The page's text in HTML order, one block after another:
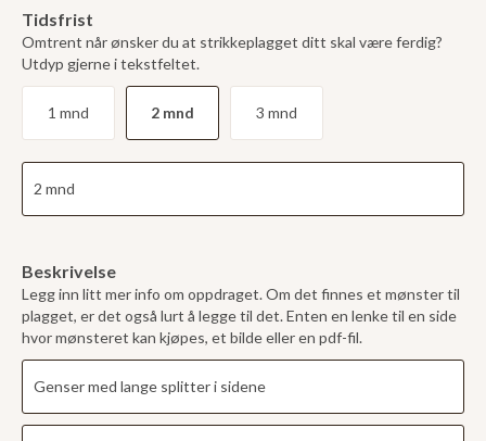
Tidsfrist
Omtrent når ønsker du at strikkeplagget ditt skal være ferdig?
Utdyp gjerne i tekstfeltet.
1 mnd 2 mnd 3 mnd
Beskrivelse
Legg inn litt mer info om oppdraget. Om det finnes et mønster til
plagget, er det også lurt å legge til det. Enten en lenke til en side
hvor mønsteret kan kjøpes, et bilde eller en pdf-fil.